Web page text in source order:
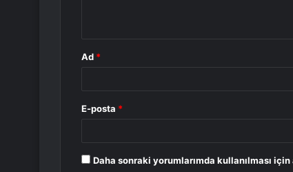
Ad *
E-posta *
Daha sonraki yorumlarımda kullanılması